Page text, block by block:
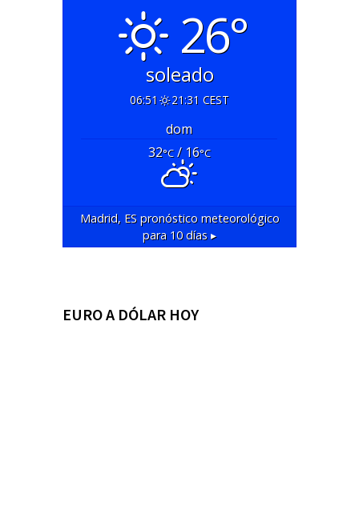
26°
soleado
06:51 21:31 CEST
dom
32°C/ 16°C
Madrid, ESpronóstico meteorológico
para 10 días ▸
EURO A DÓLAR HOY